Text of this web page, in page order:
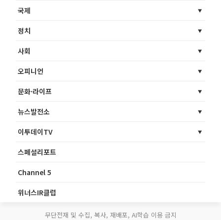
국제
정치
사회
오피니언
문화·라이프
뉴스발전소
이투데이TV
스페셜리포트
Channel 5
위너스IR클럽
무단전재 및 수집, 복사, 재배포, AI학습 이용 금지